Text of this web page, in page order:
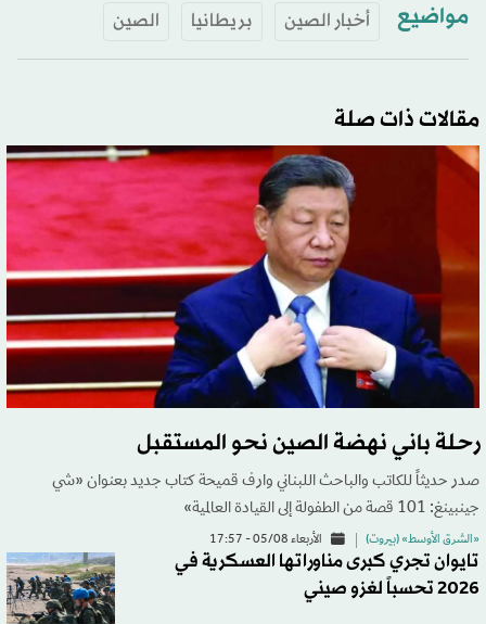
مواضيع أخبار الصين بريطانيا الصين
مقالات ذات صلة
رحلة باني نهضة الصين نحو المستقبل
صدر حديثاً للكاتب والباحث اللبناني وارف قميحة كتاب جديد بعنوان «شي
جينبينغ: 101 قصة من الطفولة إلى القيادة العالمية»
«الشرق الأوسط» (بيروت) الأربعاء 05/08 - 17:57
تايوان تجري كبرى مناوراتها العسكرية في
2026 تحسباً لغزو صيني